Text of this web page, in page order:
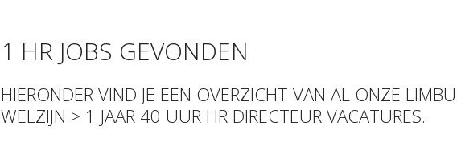
1 HR JOBS GEVONDEN
HIERONDER VIND JE EEN OVERZICHT VAN AL ONZE
WELZIJN > 1 JAAR 40 UUR HR DIRECTEUR VACATURES.